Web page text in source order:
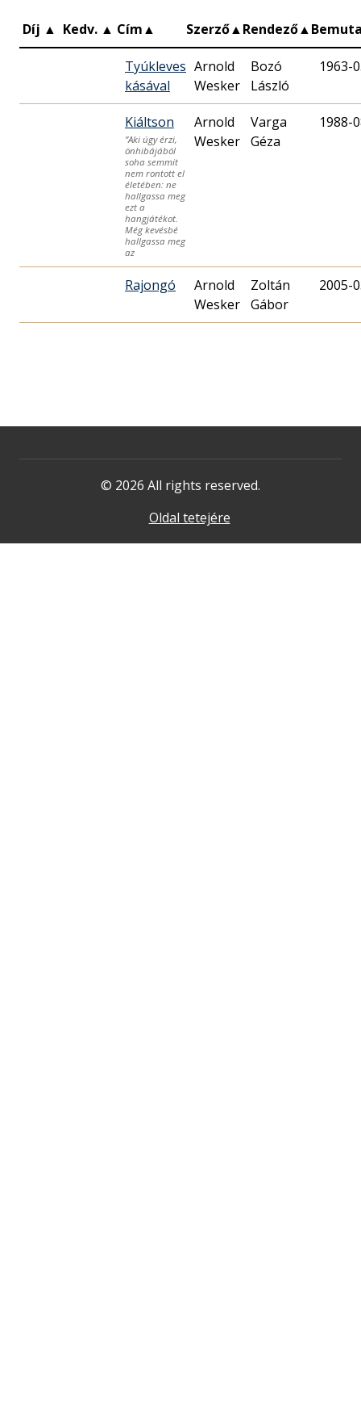
Díj ▲ Kedv. ▲ Cím▲ Szerző▲Rendező▲
Tyúkleves
kásával
Arnold
Wesker
Bozó
László
1963-
Kiáltson
”Aki úgy érzi,
önhibájából
soha semmit
nem rontott el
életében: ne
hallgassa meg
ezt a
hangjátékot.
Még kevésbé
hallgassa meg
az
Arnold
Wesker
Varga
Géza
1988-
Rajongó
Arnold
Wesker
Zoltán
Gábor
2005-
© 2026 All rights reserved.
Oldal tetejére